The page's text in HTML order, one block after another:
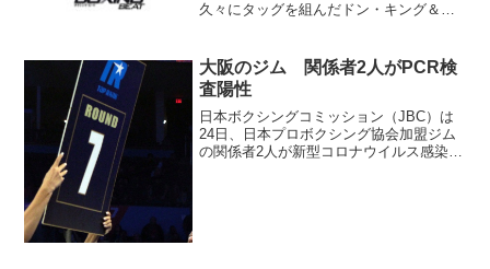
久々にタッグを組んだドン・キング＆ボ
ダ州フォート・ローダーレールの有名ス
テーキハウスで会談した両...
大阪のジム 関係者2人がPCR検
査陽性
日本ボクシングコミッション（JBC）は
24日、日本プロボクシング協会加盟ジム
の関係者2人が新型コロナウイルス感染症